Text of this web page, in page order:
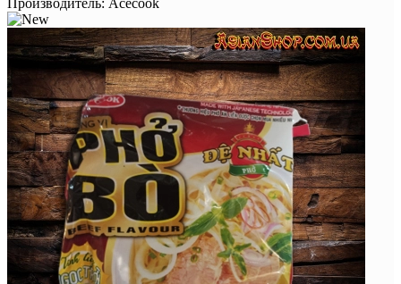
Производитель: Acecook